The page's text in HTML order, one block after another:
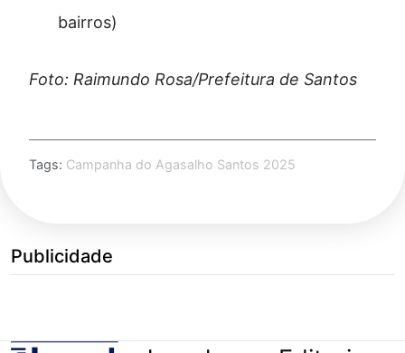
bairros)
Foto: Raimundo Rosa/Prefeitura de Santos
Tags: Campanha do Agasalho Santos 2025
Publicidade